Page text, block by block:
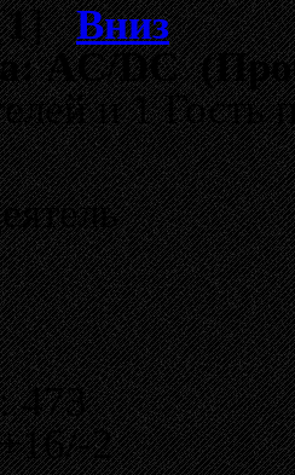
1]Вниз
AC/DC
и 1 Гость
473
2